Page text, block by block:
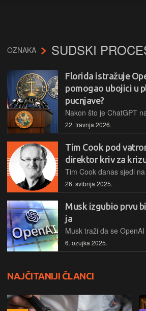
OZNAKA SUDSKI
Florida istražuje
pomogao ubojici u
pucnjave?
22. travnja 2026.
Tim Cook pod
direktor kriv za
26. svibnja 2025.
Musk izgubio prvu
ja
6. ožujka 2025.
NAJČITANIJI ČLANCI